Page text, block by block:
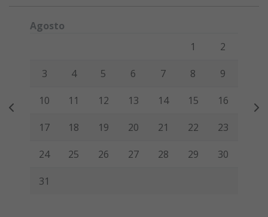
Agosto
Viernes Sábado
1 2
3 4 5 6 7 8 9
10 11 12 13 14 15 16
17 18 19 20 21 22 23
24 25 26 27 28 29 30
31